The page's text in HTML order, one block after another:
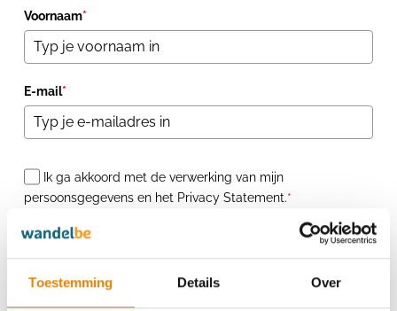
Toestemming Details Over
Voornaam*
E-mail*
Ik ga akkoord met de verwerking van mijn
persoonsgegevens en het Privacy Statement.*